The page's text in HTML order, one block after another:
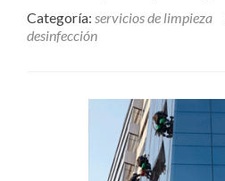
Categoría: servicios de limpieza
desinfección